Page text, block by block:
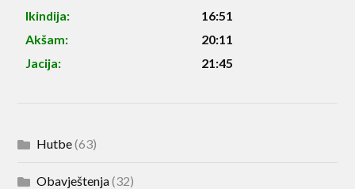
Ikindija:
16:51
Akšam:
20:11
Jacija:
21:45
Hutbe(63)
Obavještenja(32)